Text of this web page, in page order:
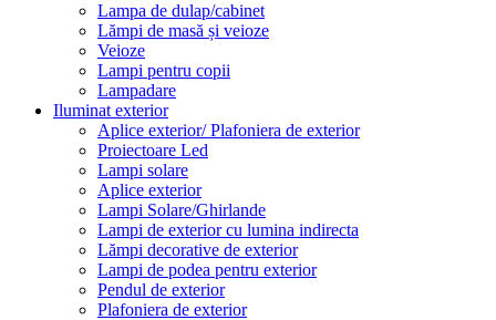
Lampa de dulap/cabinet
Lămpi de masă și veioze
Veioze
Lampi pentru copii
Lampadare
Iluminat exterior
Aplice exterior/ Plafoniera de exterior
Proiectoare Led
Lampi solare
Aplice exterior
Lampi Solare/Ghirlande
Lampi de exterior cu lumina indirecta
Lămpi decorative de exterior
Lampi de podea pentru exterior
Pendul de exterior
Plafoniera de exterior